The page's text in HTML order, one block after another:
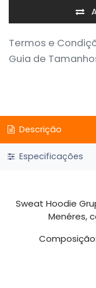
Termos e
Guia de
Descrição
Especificações
Sweat Hoodie
Menéres,